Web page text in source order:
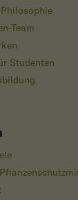
Team
Studenten